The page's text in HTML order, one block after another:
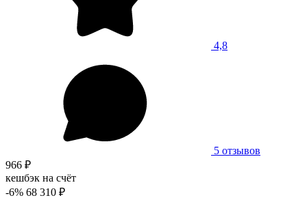
4,8
5 отзывов
966 ₽
кешбэк на счёт
-6% 68 310 ₽